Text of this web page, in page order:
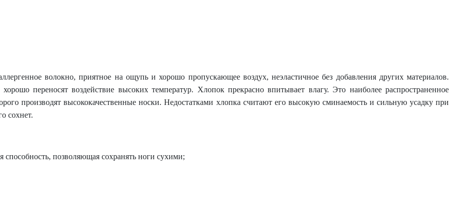
волокно, приятное на ощупь и хорошо пропускающее воздух, неэластичное без добавления других материалов.
переносят воздействие высоких температур. Хлопок прекрасно впитывает влагу. Это наиболее распространенное
производят высококачественные носки. Недостатками хлопка считают его высокую сминаемость и сильную усадку при
сохнет.
позволяющая сохранять ноги сухими;